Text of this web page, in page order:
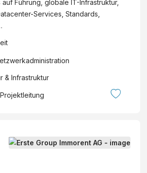
auf Führung, globale IT-Infrastruktur,
Services, Standards,
& Infrastruktur